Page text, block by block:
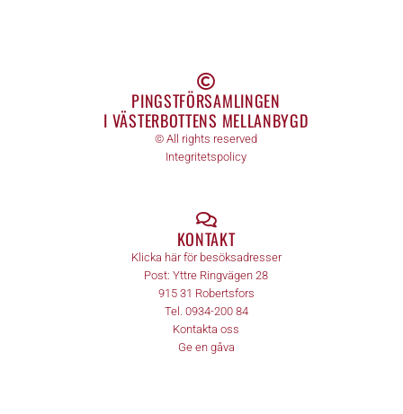
PINGSTFÖRSAMLINGEN
I VÄSTERBOTTENS MELLANBYGD
© All rights reserved
Integritetspolicy
KONTAKT
Klicka här för besöksadresser
Post: Yttre Ringvägen 28
915 31 Robertsfors
Tel. 0934-200 84
Kontakta oss
Ge en gåva